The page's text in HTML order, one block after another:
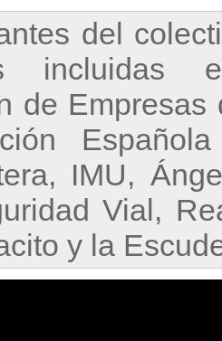
del
incluidas
de
IMU,
Vial,
y la